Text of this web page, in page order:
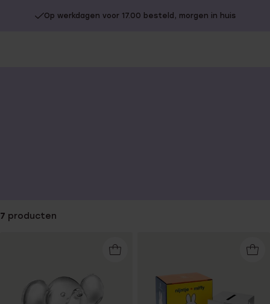
Op werkdagen voor 17.00 besteld, morgen in huis
7 producten